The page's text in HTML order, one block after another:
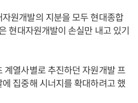
원개발의 지분을 모두 현대종합
현대자원개발이 손실만 내고 있기
계열사별로 추진하던 자원개발 프
집중해 시너지를 확대하려고 했